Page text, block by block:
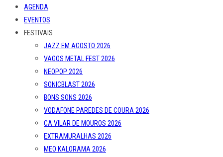
AGENDA
EVENTOS
FESTIVAIS
JAZZ EM AGOSTO 2026
VAGOS METAL FEST 2026
NEOPOP 2026
SONICBLAST 2026
BONS SONS 2026
VODAFONE PAREDES DE COURA 2026
CA VILAR DE MOUROS 2026
EXTRAMURALHAS 2026
MEO KALORAMA 2026